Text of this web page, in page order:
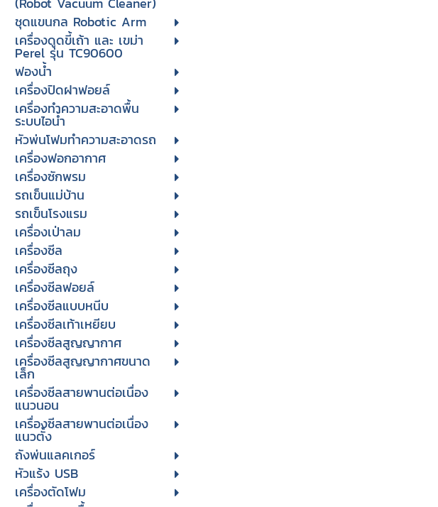
ชุดแขนกล Robotic Arm
เครื่องดูดขี้เถ้า และ เขม่า
Perel รุ่น TC90600
ฟองน้ำ
เครื่องปิดฝาฟอยล์
เครื่องทำความสะอาดพื้น
ระบบไอน้ำ
หัวพ่นโฟมทำความสะอาดรถ
เครื่องฟอกอากาศ
เครื่องซักพรม
รถเข็นแม่บ้าน
รถเข็นโรงแรม
เครื่องเป่าลม
เครื่องซีล
เครื่องซีลถุง
เครื่องซีลฟอยล์
เครื่องซีลแบบหนีบ
เครื่องซีลเท้าเหยียบ
เครื่องซีลสูญญากาศ
เครื่องซีลสูญญากาศขนาด
เล็ก
เครื่องซีลสายพานต่อเนื่อง
แนวนอน
เครื่องซีลสายพานต่อเนื่อง
แนวตั้ง
ถังพ่นแลคเกอร์
หัวแร้ง USB
เครื่องตัดโฟม